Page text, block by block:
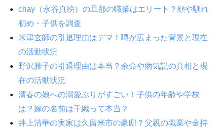
chay（永谷真絵）の旦那の職業はエリート？顔や馴れ
初め・子供を調査
米津玄師の引退理由はデマ！噂が広まった背景と現在
の活動状況
野沢雅子の引退理由は本当？余命や病気説の真相と現
在の活動状況
清春の娘への溺愛ぶりがすごい！子供の年齢や学校
は？嫁の名前は千織って本当？
井上清華の実家は久留米市の豪邸？父親の職業や金持